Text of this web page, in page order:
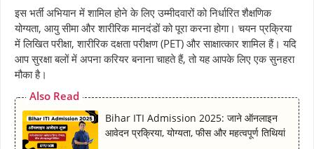
k
p
m
s
t
k
इस भर्ती अभियान में शामिल होने के लिए उम्मीदवारों को निर्धारित शैक्षणिक
योग्यता, आयु सीमा और शारीरिक मानदंडों को पूरा करना होगा। चयन प्रक्रिया
में लिखित परीक्षा, शारीरिक दक्षता परीक्षण (PET) और साक्षात्कार शामिल हैं। यदि
आप सुरक्षा बलों में अपना करियर बनाना चाहते हैं, तो यह आपके लिए एक सुनहरा
मौका है।
Also Read
Bihar ITI Admission 2025: जाने ऑनलाइन
आवेदन प्रक्रिया, योग्यता, फीस और महत्वपूर्ण तिथियां